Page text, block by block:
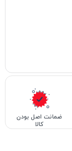
ضمانت اصل بودن
کالا